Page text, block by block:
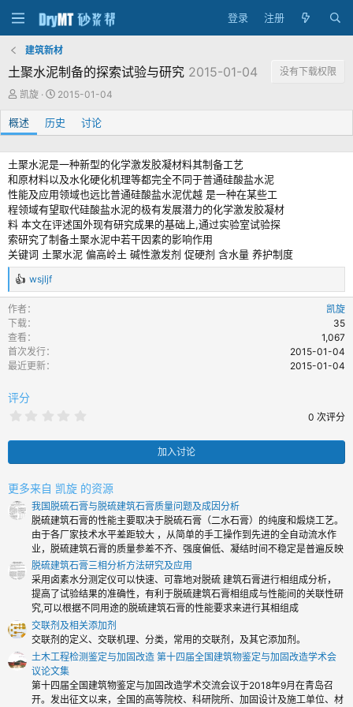
登录 注册
建筑新材
土聚水泥制备的探索试验与研究 2015-01-04
没有下载权限
作
凯旋
创
日
期
2015-01-04
概述 历史 讨论
土聚水泥是一种新型的化学激发胶凝材料其制备工艺
和原材料以及水化硬化机理等都完全不同于普通硅酸盐水泥
性能及应用领域也远比普通硅酸盐水泥优越 是一种在某些工
程领域有望取代硅酸盐水泥的极有发展潜力的化学激发胶凝材
料 本文在评述国外现有研究成果的基础上,通过实验室试验探
索研究了制备土聚水泥中若干因素的影响作用
关键词 土聚水泥 偏高岭土 碱性激发剂 促硬剂 含水量 养护制度
反
馈
：
wsjljf
作者
凯旋
下载
35
查看
1,067
首次发行
2015-01-04
最近更新
2015-01-04
评分
0 次评分
加入讨论
更多来自 凯旋 的资源
我国脱硫石膏与脱硫建筑石膏质量问题及成因分析
脱硫建筑石膏的性能主要取决于脱硫石膏（二水石膏）的纯度和煅烧工艺。
由于各厂家技术水平差距较大 ，从简单的手工操作到先进的全自动流水作
业，脱硫建筑石膏的质量参差不齐、强度偏低、凝结时间不稳定是普遍反映
脱硫建筑石膏三相分析方法研究及应用
采用卤素水分测定仪可以快速、可靠地对脱硫 建筑石膏进行相组成分析，
提高了试验结果的准确性，有利于脱硫建筑石膏相组成与性能间的关联性研
究,可以根据不同用途的脱硫建筑石膏的性能要求来进行其相组成
交联剂及相关添加剂
交联剂的定义、交联机理、分类，常用的交联剂，及其它添加剂。
土木工程检测鉴定与加固改造 第十四届全国建筑物鉴定与加固改造学术会
议论文集
第十四届全国建筑物鉴定与加固改造学术交流会议于2018年9月在青岛召
开。发出征文以来，全国的高等院校、科研院所、加固设计及施工单位、材